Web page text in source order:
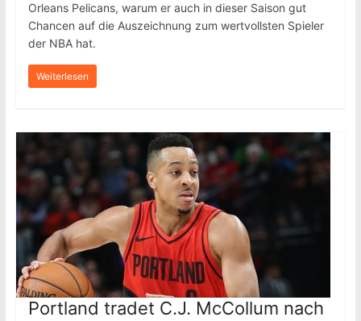
Orleans Pelicans, warum er auch in dieser Saison gut
Chancen auf die Auszeichnung zum wertvollsten Spieler
der NBA hat.
Weiterlesen
Portland tradet C.J. McCollum nach